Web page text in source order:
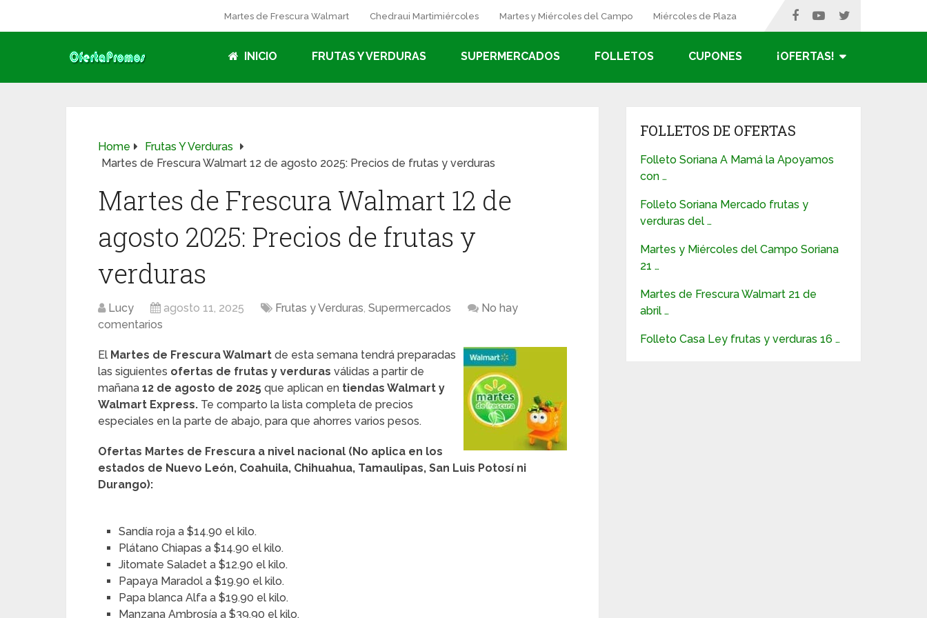
Martes de Frescura Walmart Chedraui Martimiércoles Martes y Miércoles del Campo Miércoles de Plaza
INICIO FRUTAS Y VERDURAS SUPERMERCADOS FOLLETOS CUPONES ¡OFERTAS!
Home
Frutas Y Verduras
Martes de Frescura Walmart 12 de agosto 2025: Precios de frutas y verduras
Martes de Frescura Walmart 12 de
agosto 2025: Precios de frutas y
verduras
Lucy agosto 11, 2025 Frutas y Verduras, Supermercados
No hay
comentarios
El Martes de Frescura Walmart de esta semana tendrá preparadas
las siguientes ofertas de frutas y verduras válidas a partir de
mañana 12 de agosto de 2025 que aplican en tiendas Walmart y
Walmart Express. Te comparto la lista completa de precios
especiales en la parte de abajo, para que ahorres varios pesos.
Ofertas Martes de Frescura a nivel nacional (No aplica en los
estados de Nuevo León, Coahuila, Chihuahua, Tamaulipas, San Luis Potosí ni
Durango):
Sandía roja a $14.90 el kilo.
Plátano Chiapas a $14.90 el kilo.
Jitomate Saladet a $12.90 el kilo.
Papaya Maradol a $19.90 el kilo.
Papa blanca Alfa a $19.90 el kilo.
Manzana Ambrosía a $39.90 el kilo.
FOLLETOS DE OFERTAS
Folleto Soriana A Mamá la Apoyamos
con …
Folleto Soriana Mercado frutas y
verduras del …
Martes y Miércoles del Campo Soriana
21 …
Martes de Frescura Walmart 21 de
abril …
Folleto Casa Ley frutas y verduras 16 …